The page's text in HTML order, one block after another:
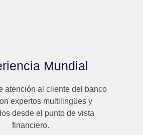
Mundial
atención al cliente del banco
expertos multilingües y
desde el punto de vista
financiero.